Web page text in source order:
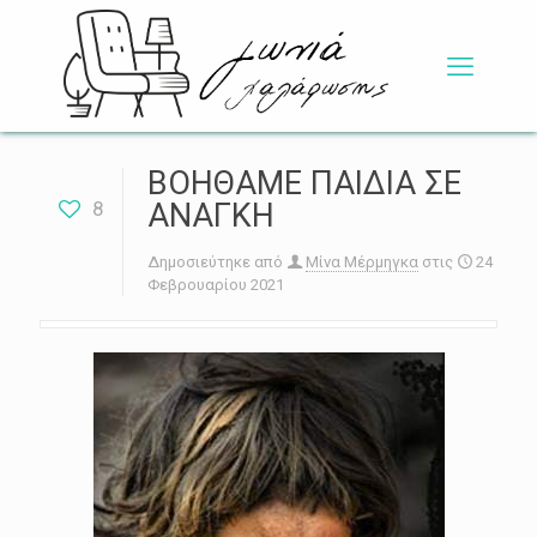
8
ΒΟΗΘΑΜΕ ΠΑΙΔΙΑ ΣΕ
ΑΝΑΓΚΗ
Δημοσιεύτηκε από Μίνα Μέρμηγκα στις
24
Φεβρουαρίου 2021